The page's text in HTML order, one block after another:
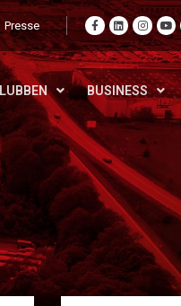
Presse
BUSINESS